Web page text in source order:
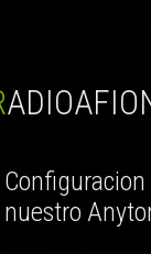
nuestro